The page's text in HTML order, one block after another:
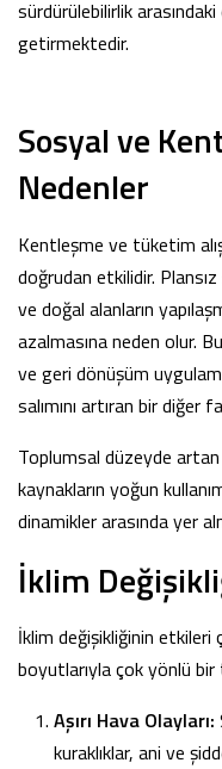
sürdürülebilirlik
getirmektedir.
Sosyal ve
Nedenler
Kentleşme ve tüketim
doğrudan etkilidir.
ve doğal alanların
azalmasına neden olur.
ve geri dönüşüm
salımını artıran bir diğer
Toplumsal düzeyde
kaynakların yoğun
dinamikler arasında yer
İklim
İklim değişikliğinin
boyutlarıyla çok yönlü
Aşırı Hava Olayları:
kuraklıklar, ani ve